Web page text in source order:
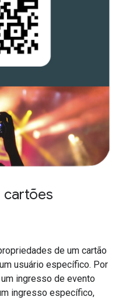
cartões
de um cartão
usuário específico. Por
ingresso de evento
ingresso específico,